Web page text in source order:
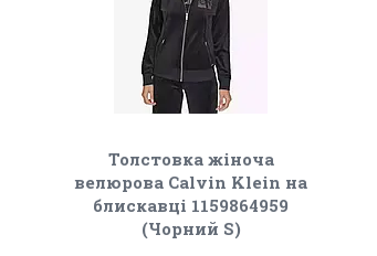
Толстовка жіноча
велюрова Calvin Klein на
блискавці 1159864959
(Чорний S)